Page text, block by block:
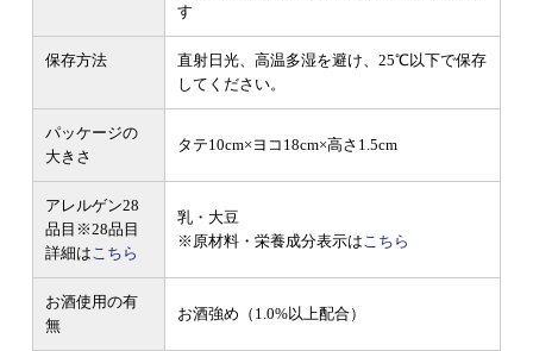
す
保存方法
直射日光、高温多湿を避け、25℃以下で保存
してください。
パッケージの
大きさ
タテ10cm×ヨコ18cm×高さ1.5cm
アレルゲン28
品目 ※28品目
詳細はこちら
乳・大豆
※原材料・栄養成分表示はこちら
お酒使用の有
無
お酒強め（1.0%以上配合）